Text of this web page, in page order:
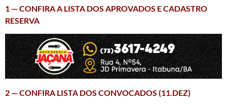
1 — CONFIRA A LISTA DOS APROVADOS E CADASTRO
RESERVA
2 — CONFIRA LISTA DOS CONVOCADOS (11.DEZ)